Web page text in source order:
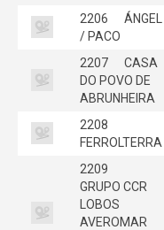
2206
ÁNGEL
/ PACO
2207
CASA
DO POVO DE
ABRUNHEIRA
2208
FERROLTERRA
2209
GRUPO CCR
LOBOS
AVEROMAR